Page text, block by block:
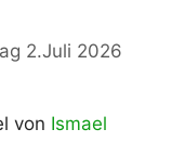
2.Juli 2026
von Ismael